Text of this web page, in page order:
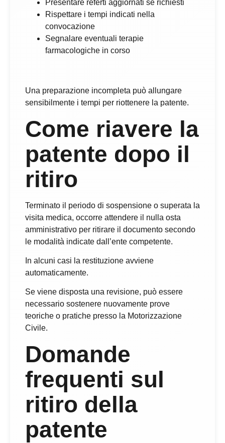
Presentare referti aggiornati se richiesti
Rispettare i tempi indicati nella
convocazione
Segnalare eventuali terapie
farmacologiche in corso
Una preparazione incompleta può allungare
sensibilmente i tempi per riottenere la patente.
Come riavere la
patente dopo il
ritiro
Terminato il periodo di sospensione o superata la
visita medica, occorre attendere il nulla osta
amministrativo per ritirare il documento secondo
le modalità indicate dall’ente competente.
In alcuni casi la restituzione avviene
automaticamente.
Se viene disposta una revisione, può essere
necessario sostenere nuovamente prove
teoriche o pratiche presso la Motorizzazione
Civile.
Domande
frequenti sul
ritiro della
patente